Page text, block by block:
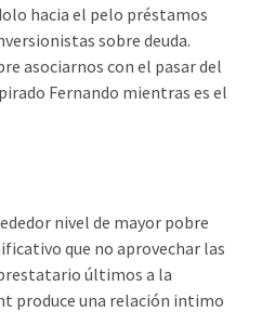
hacia el pelo préstamos
sobre deuda.
asociarnos con el pasar del
Fernando mientras es el
nivel de mayor pobre
que no aprovechar las
últimos a la
produce una relación intimo